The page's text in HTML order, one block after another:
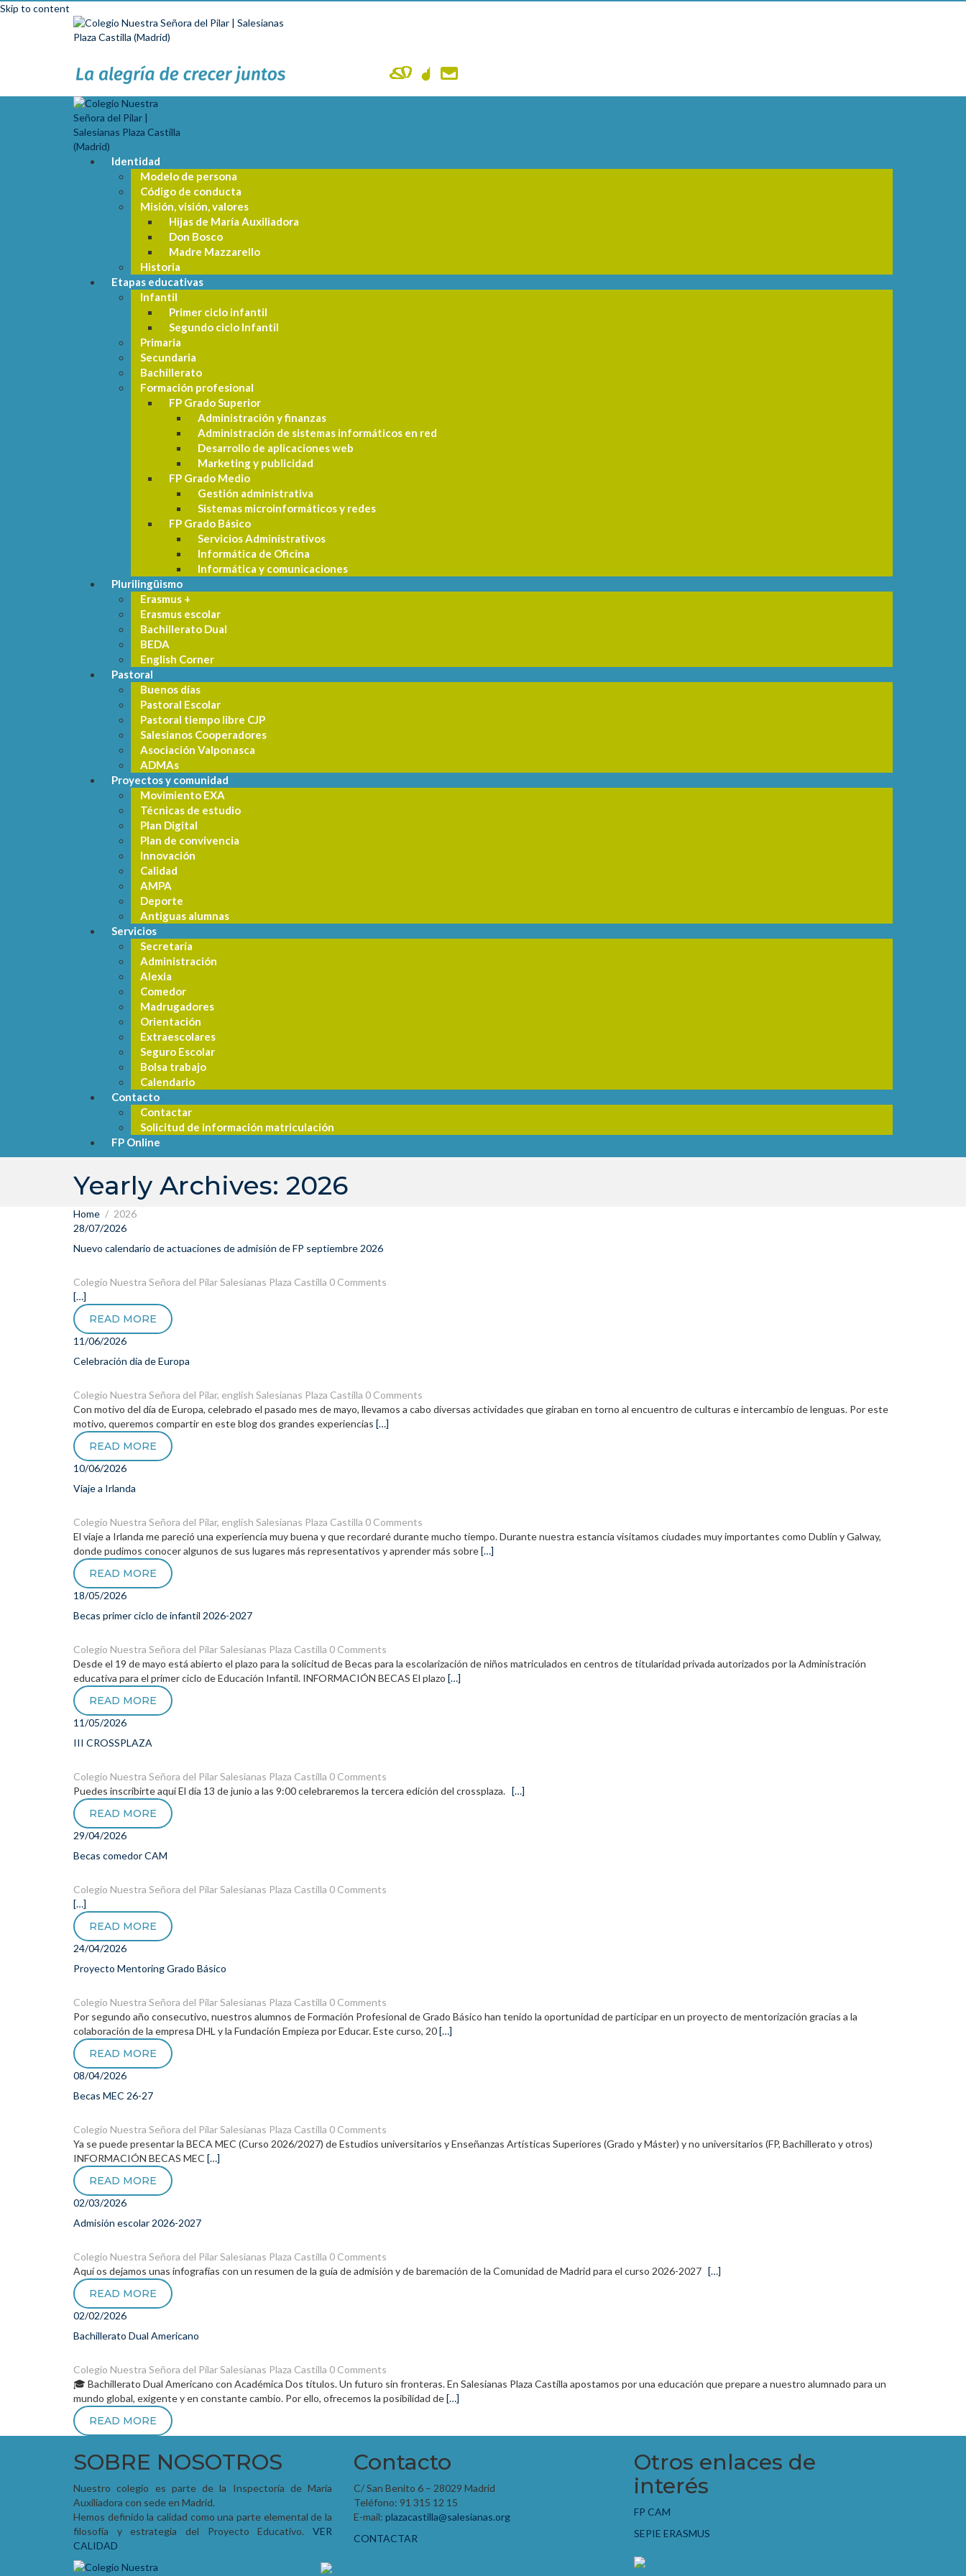
Skip to content
Identidad
Modelo de persona
Código de conducta
Misión, visión, valores
Hijas de María Auxiliadora
Don Bosco
Madre Mazzarello
Historia
Etapas educativas
Infantil
Primer ciclo infantil
Segundo ciclo Infantil
Primaria
Secundaria
Bachillerato
Formación profesional
FP Grado Superior
Administración y finanzas
Administración de sistemas informáticos en red
Desarrollo de aplicaciones web
Marketing y publicidad
FP Grado Medio
Gestión administrativa
Sistemas microinformáticos y redes
FP Grado Básico
Servicios Administrativos
Informática de Oficina
Informática y comunicaciones
Plurilingüismo
Erasmus +
Erasmus escolar
Bachillerato Dual
BEDA
English Corner
Pastoral
Buenos días
Pastoral Escolar
Pastoral tiempo libre CJP
Salesianos Cooperadores
Asociación Valponasca
ADMAs
Proyectos y comunidad
Movimiento EXA
Técnicas de estudio
Plan Digital
Plan de convivencia
Innovación
Calidad
AMPA
Deporte
Antiguas alumnas
Servicios
Secretaría
Administración
Alexia
Comedor
Madrugadores
Orientación
Extraescolares
Seguro Escolar
Bolsa trabajo
Calendario
Contacto
Contactar
Solicitud de información matriculación
FP Online
Yearly Archives: 2026
Home
2026
28/07/2026
Nuevo calendario de actuaciones de admisión de FP septiembre 2026
Colegio Nuestra Señora del PilarSalesianas Plaza Castilla 0 Comments
[…]
READ MORE
11/06/2026
Celebración día de Europa
Colegio Nuestra Señora del Pilar, english Salesianas Plaza Castilla 0 Comments
Con motivo del día de Europa, celebrado el pasado mes de mayo, llevamos a cabo diversas actividades que giraban en torno al encuentro de culturas e intercambio de lenguas. Por este
motivo, queremos compartir en este blog dos grandes experiencias […]
READ MORE
10/06/2026
Viaje a Irlanda
Colegio Nuestra Señora del Pilar, english Salesianas Plaza Castilla 0 Comments
El viaje a Irlanda me pareció una experiencia muy buena y que recordaré durante mucho tiempo. Durante nuestra estancia visitamos ciudades muy importantes como Dublín y Galway,
donde pudimos conocer algunos de sus lugares más representativos y aprender más sobre[…]
READ MORE
18/05/2026
Becas primer ciclo de infantil 2026-2027
Colegio Nuestra Señora del PilarSalesianas Plaza Castilla 0 Comments
Desde el 19 de mayo está abierto el plazo para la solicitud de Becas para la escolarización de niños matriculados en centros de titularidad privada autorizados por la Administración
educativa para el primer ciclo de Educación Infantil. INFORMACIÓN BECAS El plazo […]
READ MORE
11/05/2026
III CROSSPLAZA
Colegio Nuestra Señora del PilarSalesianas Plaza Castilla 0 Comments
Puedes inscribirte aquí El día 13 de junio a las 9:00 celebraremos la tercera edición del crossplaza. […]
READ MORE
29/04/2026
Becas comedor CAM
Colegio Nuestra Señora del PilarSalesianas Plaza Castilla 0 Comments
[…]
READ MORE
24/04/2026
Proyecto Mentoring Grado Básico
Colegio Nuestra Señora del PilarSalesianas Plaza Castilla 0 Comments
Por segundo año consecutivo, nuestros alumnos de Formación Profesional de Grado Básico han tenido la oportunidad de participar en un proyecto de mentorización gracias a la
colaboración de la empresa DHL y la Fundación Empieza por Educar. Este curso, 20[…]
READ MORE
08/04/2026
Becas MEC 26-27
Colegio Nuestra Señora del PilarSalesianas Plaza Castilla 0 Comments
Ya se puede presentar la BECA MEC (Curso 2026/2027) de Estudios universitarios y Enseñanzas Artísticas Superiores (Grado y Máster) y no universitarios (FP, Bachillerato y otros)
INFORMACIÓN BECAS MEC […]
READ MORE
02/03/2026
Admisión escolar 2026-2027
Colegio Nuestra Señora del PilarSalesianas Plaza Castilla 0 Comments
Aquí os dejamos unas infografías con un resumen de la guía de admisión y de baremación de la Comunidad de Madrid para el curso 2026-2027 […]
READ MORE
02/02/2026
Bachillerato Dual Americano
Colegio Nuestra Señora del PilarSalesianas Plaza Castilla 0 Comments
🎓 Bachillerato Dual Americano con Académica Dos títulos. Un futuro sin fronteras. En Salesianas Plaza Castilla apostamos por una educación que prepare a nuestro alumnado para un
mundo global, exigente y en constante cambio. Por ello, ofrecemos la posibilidad de[…]
READ MORE
SOBRE NOSOTROS
Nuestro colegio es parte de la Inspectoría de María
Auxiliadora con sede en Madrid.
Hemos definido la calidad como una parte elemental de la
filosofía y estrategia del Proyecto Educativo. VER
CALIDAD
Contacto
C/ San Benito 6 – 28029 Madrid
Teléfono: 91 315 12 15
E-mail: plazacastilla@salesianas.org
CONTACTAR
Otros enlaces de
interés
FP CAM
SEPIE ERASMUS